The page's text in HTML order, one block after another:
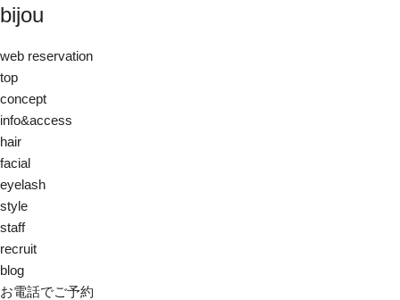
bijou
web reservation
top
concept
info&access
hair
facial
eyelash
style
staff
recruit
blog
お電話でご予約